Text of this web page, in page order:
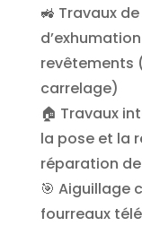
🚜 Travaux
revêtements
carrelage)
🏠 Travaux
la pose et la
réparation
🎯 Aiguillage
fourreaux